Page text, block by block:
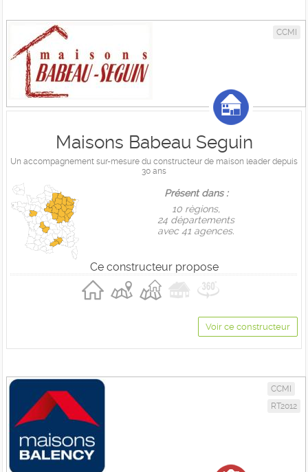
CCMI
Maisons Babeau Seguin
Un accompagnement sur-mesure du constructeur de maison leader depuis
30 ans
Présent dans :
10 règions,
24 départements
avec 41 agences.
Ce constructeur propose
Voir ce constructeur
CCMI
RT2012